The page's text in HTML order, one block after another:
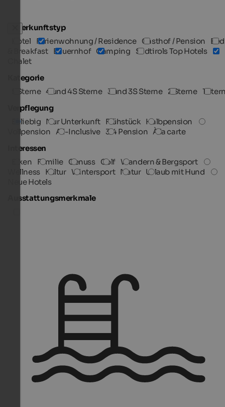
Unterkunftstyp
Hotel
Ferienwohnung / Residence Gasthof / Pension
Bed
& Breakfast Bauernhof Camping
Südtirols Top Hotels
Chalet
Kategorie
5 Sterne 4 und 4S Sterne 3 und 3S Sterne 2 Sterne 1
Verpflegung
Beliebig Nur Unterkunft Frühstück Halbpension
Vollpension All-Inclusive 3/4 Pension À la carte
Interessen
Biken
Familie Genuss Golf Wandern & Bergsport
Wellness Kultur Wintersport Natur Urlaub mit Hund
Neue Hotels
Ausstattungsmerkmale